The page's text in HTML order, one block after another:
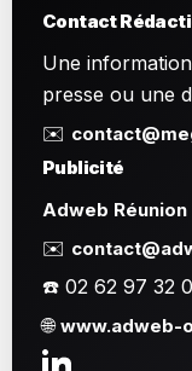
Contact
Une
presse ou une
✉️
Publicité
Adweb Réunion
✉️
☎️ 02 62 97 32
🌐www.adweb-